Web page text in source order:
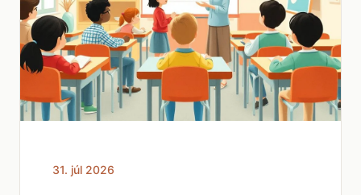
31. júl 2026